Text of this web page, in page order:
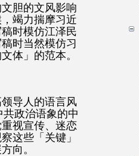
胆的文风影响
竭力揣摩习近
时模仿江泽民
时当然模仿习
体」的范本。
导人的语言风
政治语象的中
视宣传、迷恋
这些「关键」
向。